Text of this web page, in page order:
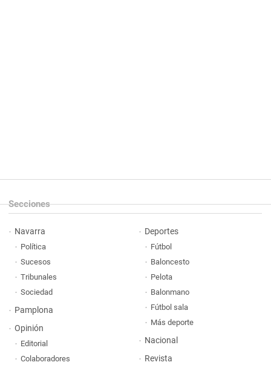
Secciones
Navarra
Política
Sucesos
Tribunales
Sociedad
Pamplona
Opinión
Editorial
Colaboradores
Deportes
Fútbol
Baloncesto
Pelota
Balonmano
Fútbol sala
Más deporte
Nacional
Revista